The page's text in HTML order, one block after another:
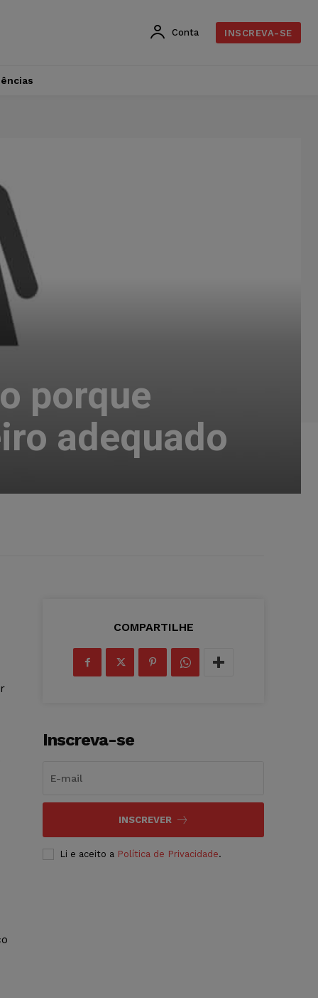
Conta INSCREVA-SE
porque
adequado
COMPARTILHE
Inscreva-se
INSCREVER
Li e aceito a Política de Privacidade.